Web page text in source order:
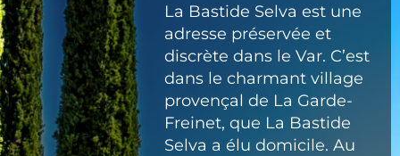
La Bastide Selva est une
adresse préservée et
discrète dans le Var. C’est
dans le charmant village
provençal de La Garde-
Freinet, que La Bastide
Selva a élu domicile. Au